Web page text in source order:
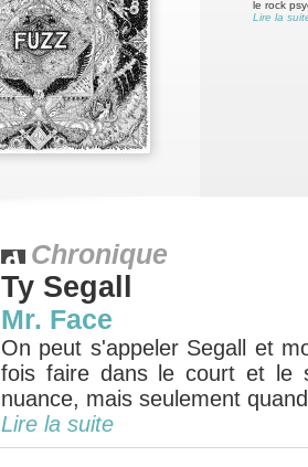
le rock
Lire la
Chronique
Ty Segall
Mr. Face
On peut s'appeler Segall et
fois faire dans le court et le
nuance, mais seulement
Lire la suite